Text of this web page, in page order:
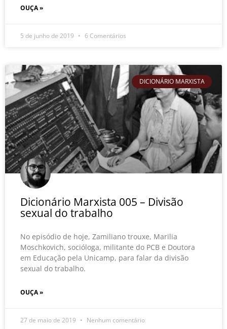
OUÇA »
5 de junho de 2019 6 Comentários
DICIONÁRIO MARXISTA
Dicionário Marxista 005 – Divisão
sexual do trabalho
No episódio de hoje, Zamiliano trouxe, Marilia
Moschkovich, socióloga, militante do PCB e Doutora
em Educação pela Unicamp, para falar da divisão
sexual do trabalho.
OUÇA »
27 de maio de 2019 Nenhum comentário